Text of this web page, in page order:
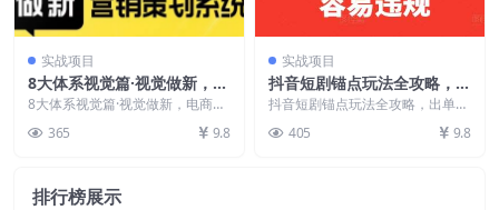
实战项目
8大体系视觉篇·视觉做新，​电
商新视觉营销策划系统课
8大体系视觉篇·视觉做新，​电商新
大纲— （课程总...
365 9.8
实战项目
抖音短剧锚点玩法全攻略，出
单稳定，不容易违规
抖音短剧锚点玩法全攻略，出单稳
茄小说/番茄畅听...
405 9.8
排行榜展示